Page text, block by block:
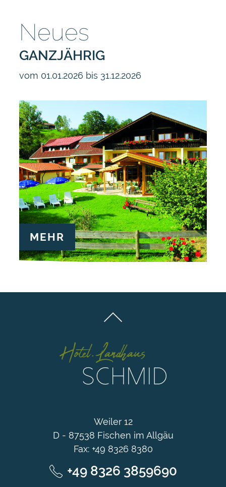
Neues
GANZJÄHRIG
vom 01.01.2026 bis 31.12.2026
MEHR
Weiler 12
D - 87538 Fischen im Allgäu
Fax: +49 8326 8380
+49 8326 3859690